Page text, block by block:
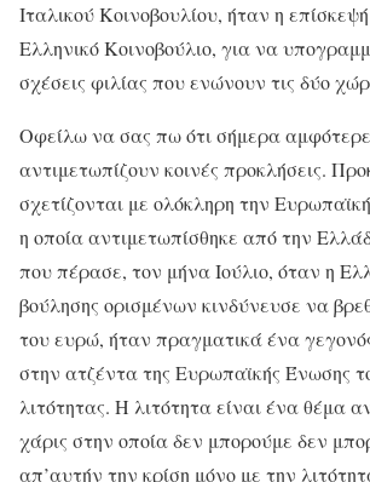
Ιταλικού Κοινοβουλίου, ήταν η
Ελληνικό Κοινοβούλιο, για να
σχέσεις φιλίας που ενώνουν τις δύο
Οφείλω να σας πω ότι σήμερα
αντιμετωπίζουν κοινές προκλήσεις.
σχετίζονται με ολόκληρη την
η οποία αντιμετωπίσθηκε από την
που πέρασε, τον μήνα Ιούλιο, όταν η
βούλησης ορισμένων κινδύνευσε να
του ευρώ, ήταν πραγματικά ένα
στην ατζέντα της Ευρωπαϊκής Ένωσης
λιτότητας. Η λιτότητα είναι ένα θέμα
χάρις στην οποία δεν μπορούμε δεν
απ’αυτήν την κρίση μόνο με την